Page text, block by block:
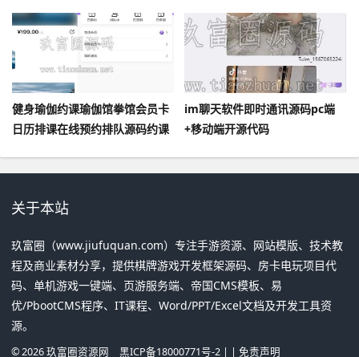
健身瑜伽约课瑜伽馆拳馆会员卡
日历排课在线预约排队源码约课
im聊天软件即时通讯源码pc端
+移动端开源代码
关于本站
玖富圈（www.jiufuquan.com）专注手游资源、网站模版、技术教
程及商业素材分享，提供棋牌游戏开发框架源码、房卡电玩项目代
码、单机游戏一键端、页游服务端、帝国CMS模板、易
优/PbootCMS程序、IT课程、Word/PPT/Excel文档及开发工具资
源。
©2026玖富圈资源网 黑ICP备18000771号-2| | 免责声明